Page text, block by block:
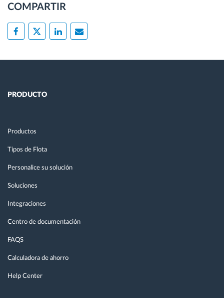
COMPARTIR
PRODUCTO
Productos
Tipos de Flota
Personalice su solución
Soluciones
Integraciones
Centro de documentación
FAQS
Calculadora de ahorro
Help Center